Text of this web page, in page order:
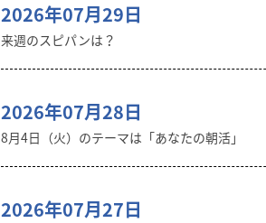
2026年07月29日
来週のスピパンは？
2026年07月28日
8月4日（火）のテーマは「あなたの朝活」
2026年07月27日